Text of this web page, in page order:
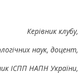
Керівник клубу,
наук, доцент,
ІСПП НАПН України,